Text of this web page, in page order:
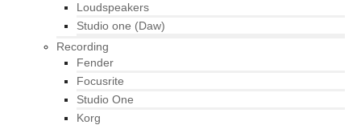
Loudspeakers
Studio one (Daw)
Recording
Fender
Focusrite
Studio One
Korg